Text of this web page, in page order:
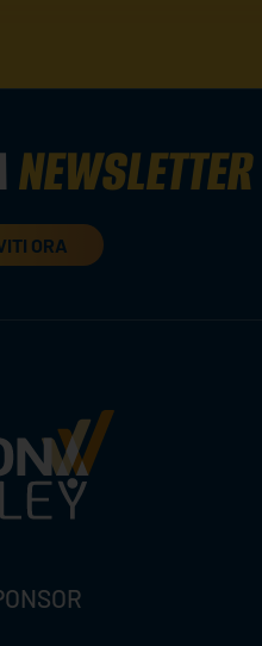
NEWSLETTER
ORA